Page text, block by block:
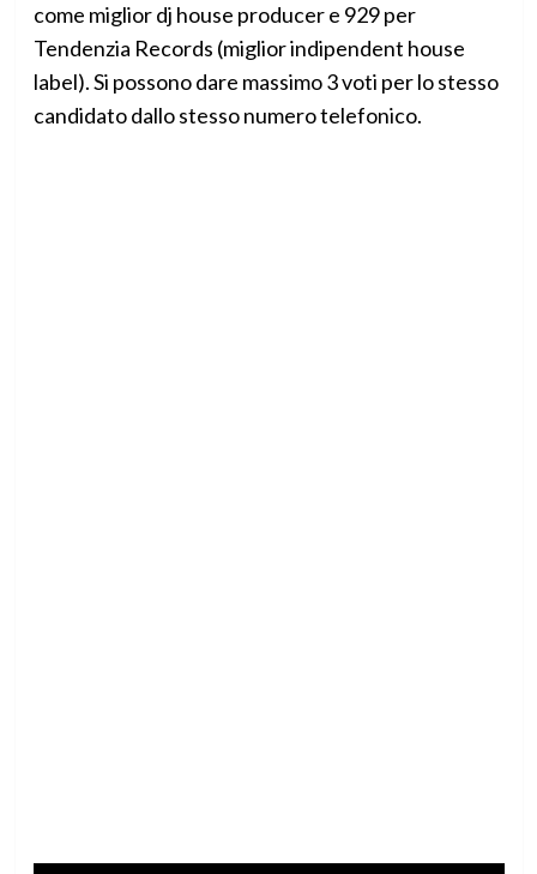
come miglior dj house producer e 929 per
Tendenzia Records (miglior indipendent house
label). Si possono dare massimo 3 voti per lo stesso
candidato dallo stesso numero telefonico.